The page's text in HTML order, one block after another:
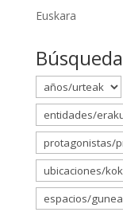
Euskara
Búsqueda